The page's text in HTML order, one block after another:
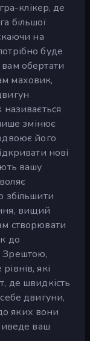
клікер, де
більшої
на
буде
обертати
маховик,
змінює
його
нові
вашу
збільшити
вищий
створювати
до
Зрештою,
які
де швидкість
двигуни,
до яких вони
ваш